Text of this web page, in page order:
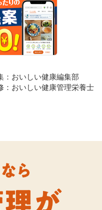
：おいしい健康編集部
：おいしい健康管理栄養士